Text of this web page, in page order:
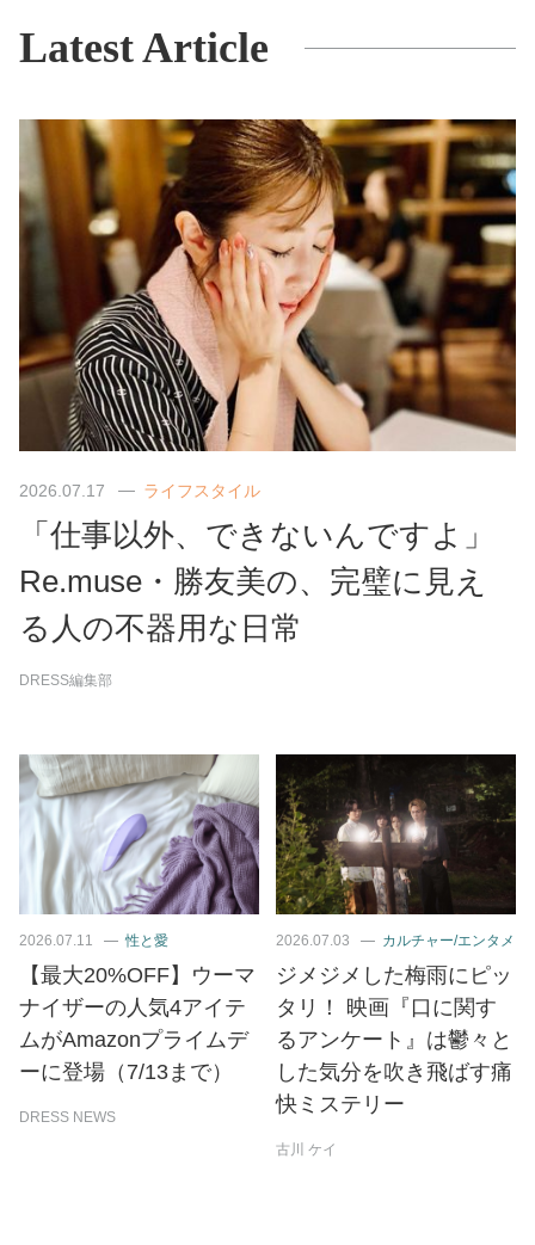
Latest Article
2026.07.17 ライフスタイル
「仕事以外、できないんですよ」
Re.muse・勝友美の、完璧に見え
る人の不器用な日常
DRESS編集部
2026.07.11 性と愛
【最大20%OFF】ウーマ
ナイザーの人気4アイテ
ムがAmazonプライムデ
ーに登場（7/13まで）
DRESS NEWS
2026.07.03 カルチャー/エンタメ
ジメジメした梅雨にピッ
タリ！ 映画『口に関す
るアンケート』は鬱々と
した気分を吹き飛ばす痛
快ミステリー
古川 ケイ